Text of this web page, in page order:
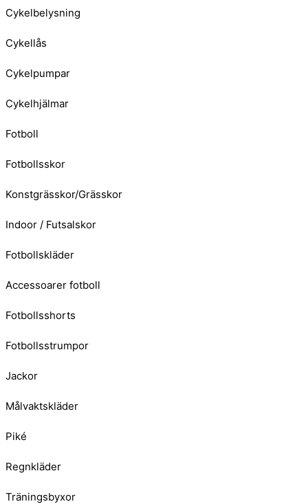
Cykelbelysning
Cykellås
Cykelpumpar
Cykelhjälmar
Fotboll
Fotbollsskor
Konstgrässkor/Grässkor
Indoor / Futsalskor
Fotbollskläder
Accessoarer fotboll
Fotbollsshorts
Fotbollsstrumpor
Jackor
Målvaktskläder
Piké
Regnkläder
Träningsbyxor